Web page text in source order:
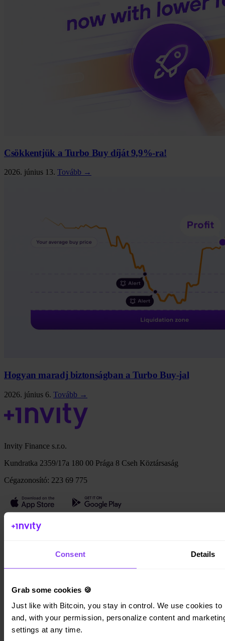
Consent Details
Grab some cookies 🍪
Just like with Bitcoin, you stay in control. We use cookies
and, with your permission, personalize content and
settings at any time.
Csökkentjük a Turbo Buy díját 9,9%-ra!
2026. június 13. Tovább →
Hogyan maradj biztonságban a Turbo Buy-jal
2026. június 6. Tovább →
Invity Finance s.r.o.
Kundratka 2359/17a 180 00 Prága 8 Cseh Köztársaság
Cégazonosító: 223 69 775
Invity
Private
Company
Rólunk